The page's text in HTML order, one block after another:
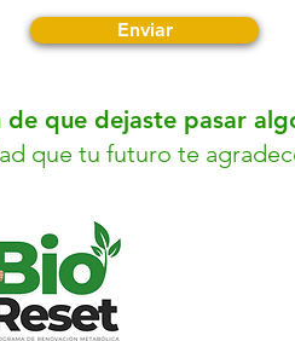
Enviar
de que dejaste pasar
que tu futuro te